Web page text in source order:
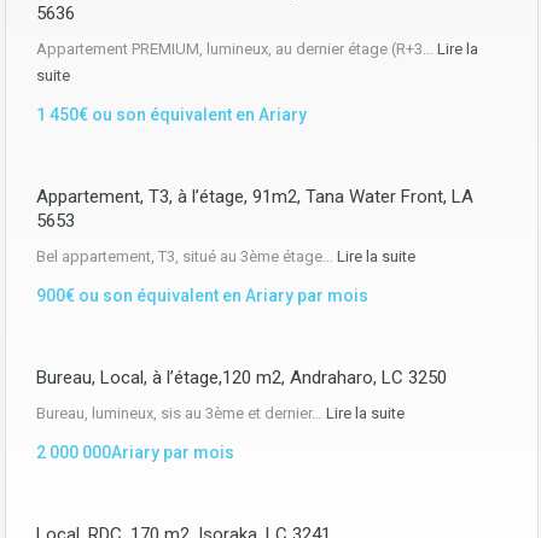
5636
Appartement PREMIUM, lumineux, au dernier étage (R+3… Lire la
suite
1 450€ ou son équivalent en Ariary
Appartement, T3, à l’étage, 91m2, Tana Water Front, LA
5653
Bel appartement, T3, situé au 3ème étage… Lire la suite
900€ ou son équivalent en Ariary par mois
Bureau, Local, à l’étage,120 m2, Andraharo, LC 3250
Bureau, lumineux, sis au 3ème et dernier… Lire la suite
2 000 000Ariary par mois